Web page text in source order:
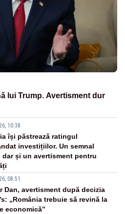
lui Trump. Avertisment dur
10:38
își păstrează ratingul
investițiilor. Un semnal
dar și un avertisment pentru
08:51
Dan, avertisment după decizia
„România trebuie să revină la
economică”